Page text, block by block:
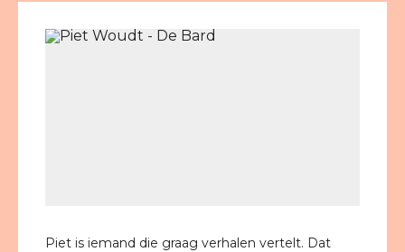
Piet is iemand die graag verhalen vertelt. Dat